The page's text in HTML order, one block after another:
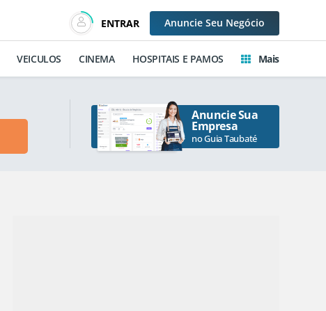
ENTRAR Anuncie Seu Negócio
VEICULOS CINEMA HOSPITAIS E PAMOS Mais
Anuncie Sua
Empresa
no Guia Taubaté